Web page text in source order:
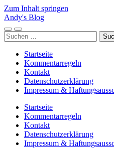
Zum Inhalt springen
Andy's Blog
Mobile-
Menü
Suchfeld
ein-/ausblenden
Suchen
nach:
Startseite
Kommentarregeln
Kontakt
Datenschutzerklärung
Impressum &
Startseite
Kommentarregeln
Kontakt
Datenschutzerklärung
Impressum &